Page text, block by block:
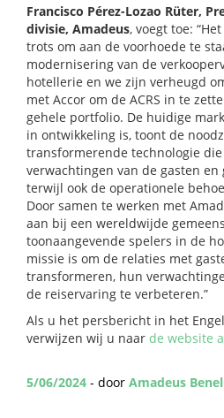
Francisco Pérez-Lozao Rüter,
divisie, Amadeus, voegt toe:
trots om aan de voorhoede te
modernisering van de
hotellerie en we zijn verheugd
met Accor om de ACRS in te
gehele portfolio. De huidige
in ontwikkeling is, toont de
transformerende technologie
verwachtingen van de gasten
terwijl ook de operationele
Door samen te werken met
aan bij een wereldwijde
toonaangevende spelers in de
missie is om de relaties met
transformeren, hun
de reiservaring te verbeteren.”
Als u het persbericht in het
verwijzen wij u naar de website
5/06/2024 - door Amadeus